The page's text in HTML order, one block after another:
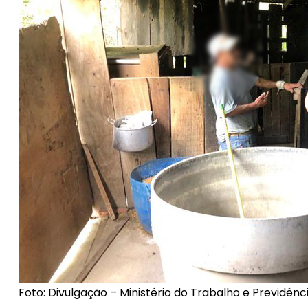
Foto: Divulgação – Ministério do Trabalho e